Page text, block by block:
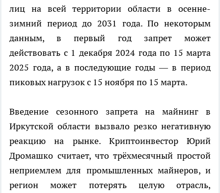
лиц на всей территории области в осенне-
зимний период до 2031 года. По некоторым
данным, в первый год запрет может
действовать с 1 декабря 2024 года по 15 марта
2025 года, а в последующие годы — в период
пиковых нагрузок с 15 ноября по 15 марта.
Введение сезонного запрета на майнинг в
Иркутской области вызвало резко негативную
реакцию на рынке. Криптоинвестор Юрий
Дромашко считает, что трёхмесячный простой
неприемлем для промышленных майнеров, и
регион может потерять целую отрасль,